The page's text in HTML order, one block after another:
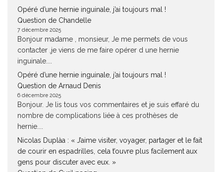
Opéré d’une hernie inguinale, j’ai toujours mal !
Question de Chandelle
7 décembre 2025
Bonjour madame , monsieur, Je me permets de vous
contacter ,je viens de me faire opérer d une hernie
inguinale....
Opéré d’une hernie inguinale, j’ai toujours mal !
Question de Arnaud Denis
6 décembre 2025
Bonjour. Je lis tous vos commentaires et je suis effaré du
nombre de complications liée à ces prothèses de
hernie....
Nicolas Duplàa : « J’aime visiter, voyager, partager et le fait
de courir en espadrilles, cela t’ouvre plus facilement aux
gens pour discuter avec eux. »